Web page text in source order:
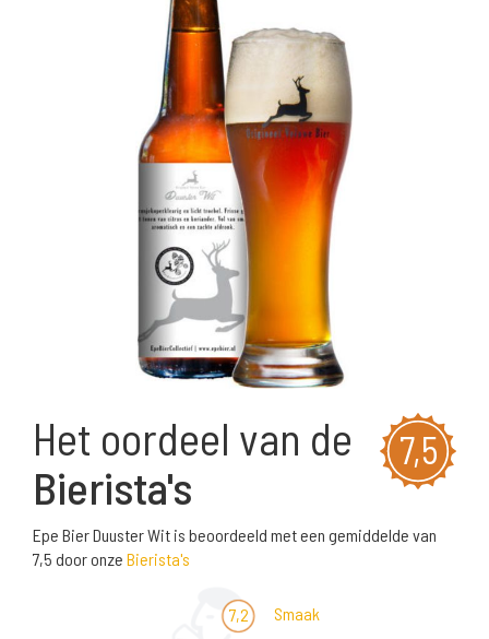
7,5
Het oordeel van de
Bierista's
Epe Bier Duuster Wit is beoordeeld met een gemiddelde van
7,5 door onze Bierista's
7,2 Smaak